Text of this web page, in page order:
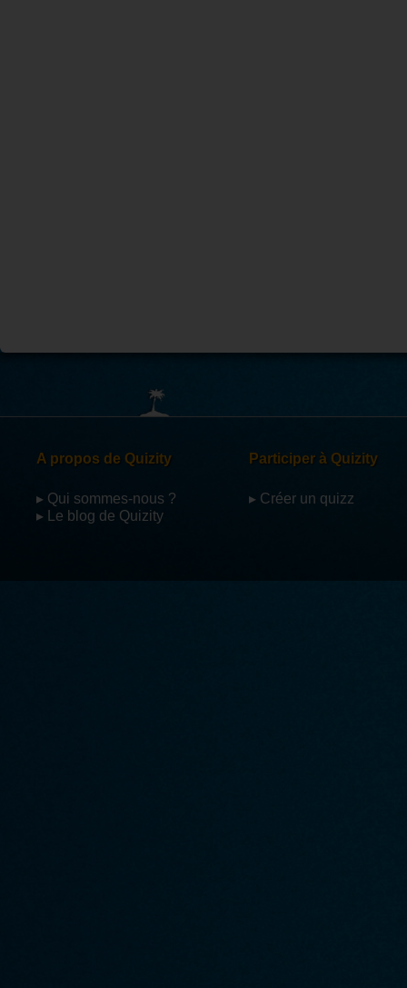
A propos de Quizity
▸ Qui sommes-nous ?
▸ Le blog de Quizity
Participer à Quizity
▸ Créer un quizz